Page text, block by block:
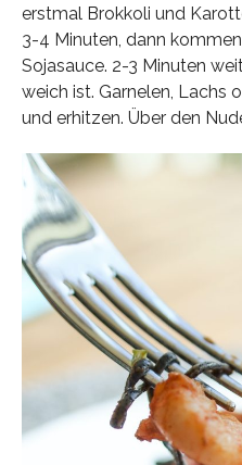
erstmal Brokkoli und
3-4 Minuten, dann
Sojasauce. 2-3 Minuten
weich ist. Garnelen, Lachs
und erhitzen. Über den